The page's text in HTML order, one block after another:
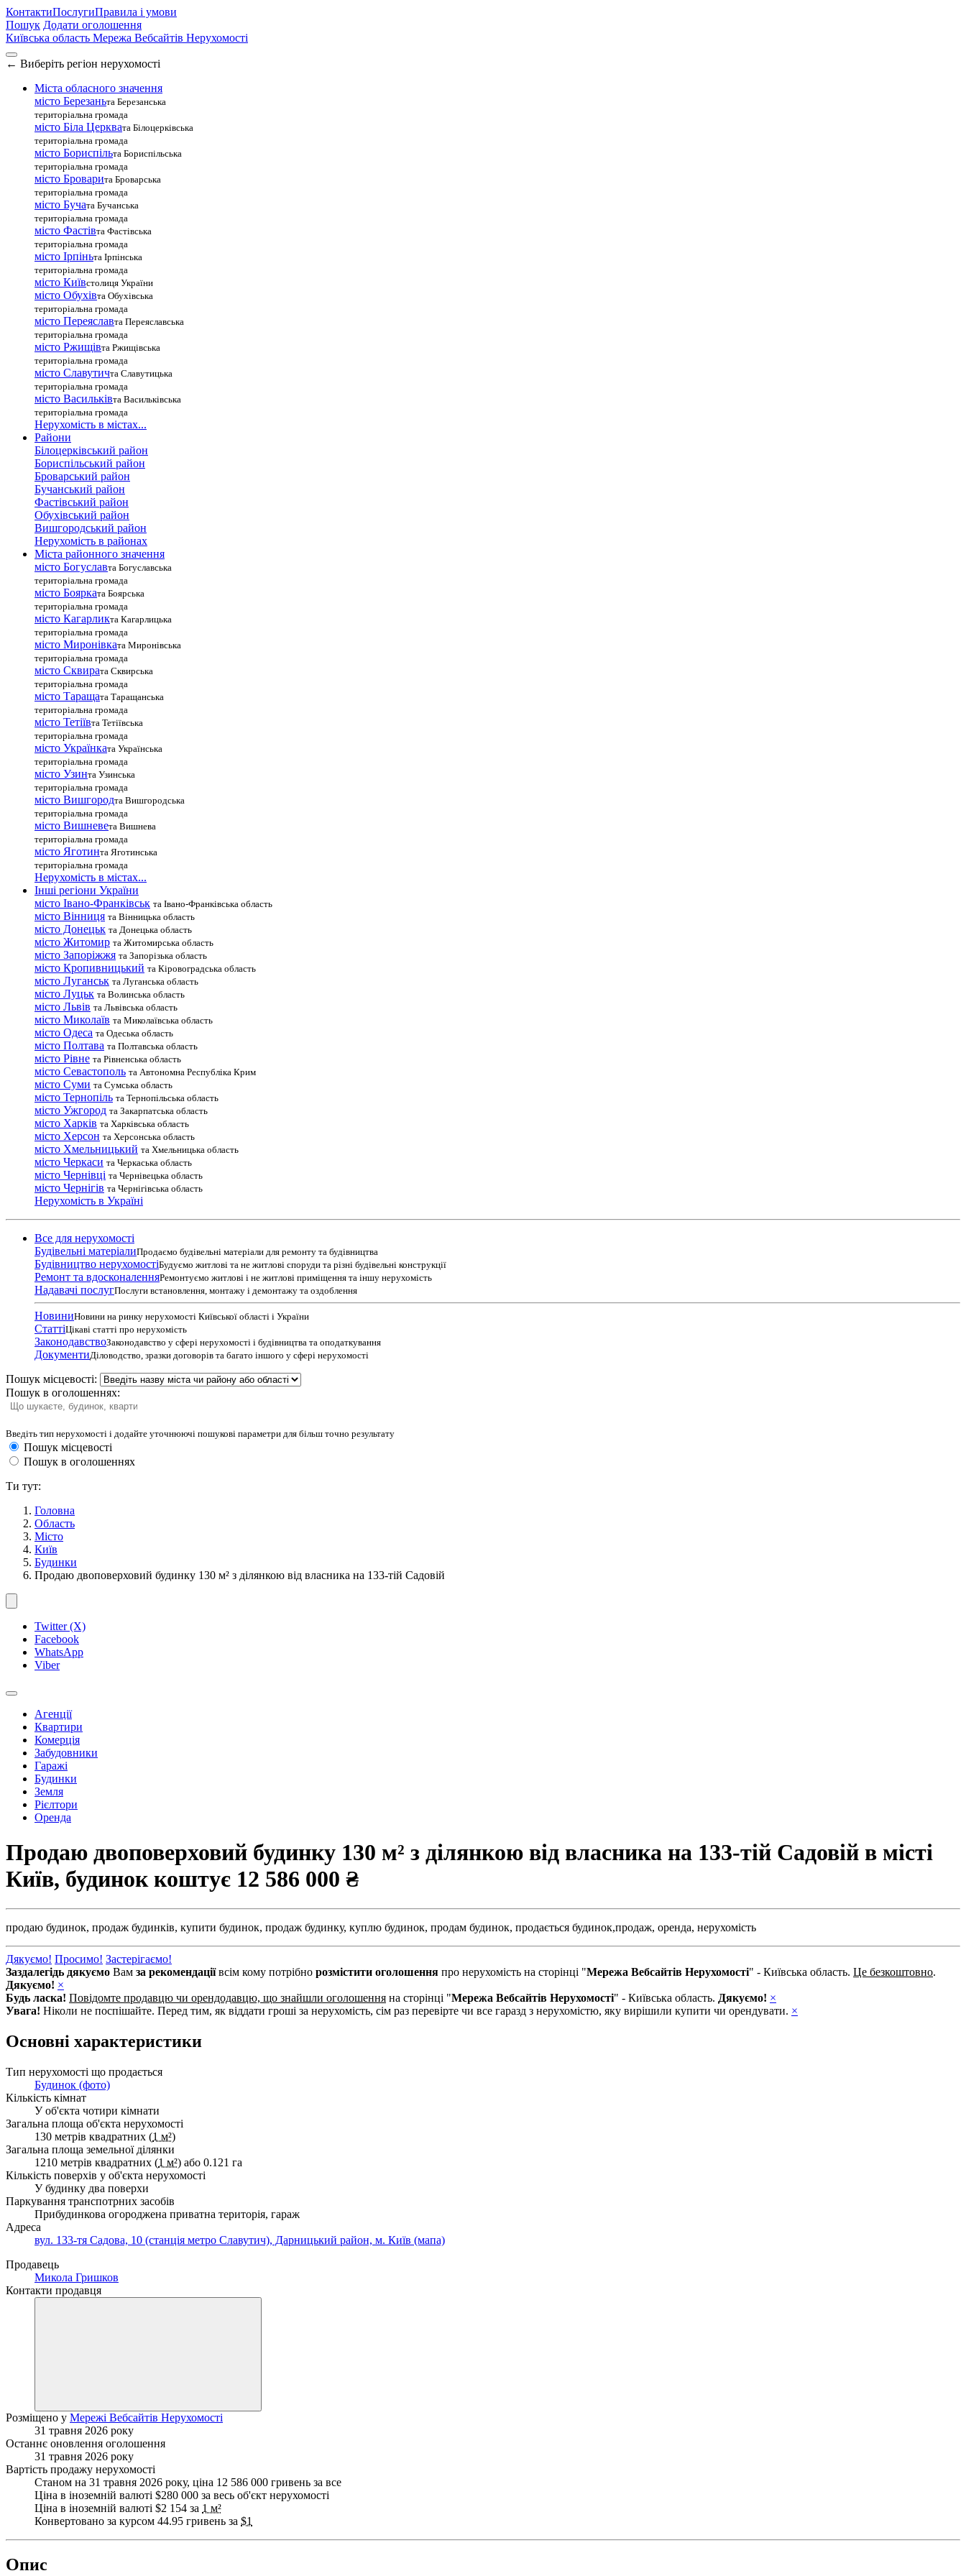
КонтактиПослугиПравила і умови
Пошук Додати оголошення
Київська область Мережа Вебсайтів Нерухомості
← Виберіть регіон нерухомості
Міста обласного значення
місто Березаньта Березанська
територіальна громада
місто Біла Церквата Білоцерківська
територіальна громада
місто Бориспільта Бориспільська
територіальна громада
місто Броварита Броварська
територіальна громада
місто Бучата Бучанська
територіальна громада
місто Фастівта Фастівська
територіальна громада
місто Ірпіньта Ірпінська
територіальна громада
місто Київстолиця України
місто Обухівта Обухівська
територіальна громада
місто Переяславта Переяславська
територіальна громада
місто Ржищівта Ржищівська
територіальна громада
місто Славутичта Славутицька
територіальна громада
місто Василькiвта Васильківська
територіальна громада
Нерухомість в містах...
Райони
Білоцерківський район
Бориспільський район
Броварський район
Бучанський район
Фастівський район
Обухівський район
Вишгородський район
Нерухомість в районах
Міста районного значення
місто Богуславта Богуславська
територіальна громада
місто Боярката Боярська
територіальна громада
місто Кагарликта Кагарлицька
територіальна громада
місто Миронівката Миронівська
територіальна громада
місто Сквирата Сквирська
територіальна громада
місто Таращата Таращанська
територіальна громада
місто Тетіївта Тетіївська
територіальна громада
місто Українката Українська
територіальна громада
місто Узинта Узинська
територіальна громада
місто Вишгородта Вишгородська
територіальна громада
місто Вишневета Вишнева
територіальна громада
місто Яготинта Яготинська
територіальна громада
Нерухомість в містах...
Інші регіони України
місто Івано-Франківськ та Івано-Франківська область
місто Вінниця та Вінницька область
місто Донецьк та Донецька область
місто Житомир та Житомирська область
місто Запоріжжя та Запорізька область
місто Кропивницький та Кіровоградська область
місто Луганськ та Луганська область
місто Луцьк та Волинська область
місто Львів та Львівська область
місто Миколаїв та Миколаївська область
місто Одеса та Одеська область
місто Полтава та Полтавська область
місто Рівне та Рівненська область
місто Севастополь та Автономна Республіка Крим
місто Суми та Сумська область
місто Тернопіль та Тернопільська область
місто Ужгород та Закарпатська область
місто Харків та Харківська область
місто Херсон та Херсонська область
місто Хмельницький та Хмельницька область
місто Черкаси та Черкаська область
місто Чернівці та Чернівецька область
місто Чернігів та Чернігівська область
Нерухомість в Україні
Все для нерухомості
Будівельні матеріалиПродаємо будівельні матеріали для ремонту та будівництва
Будівництво нерухомостіБудуємо житлові та не житлові споруди та різні будівельні конструкції
Ремонт та вдосконаленняРемонтуємо житлові і не житлові приміщення та іншу нерухомість
Надавачі послугПослуги встановлення, монтажу і демонтажу та оздоблення
НовиниНовини на ринку нерухомості Київської області і України
СтаттіЦікаві статті про нерухомість
ЗаконодавствоЗаконодавство у сфері нерухомості і будівництва та оподаткування
ДокументиДіловодство, зразки договорів та багато іншого у сфері нерухомості
Пошук місцевості:
Пошук в оголошеннях:
Введіть тип нерухомості і додайте уточнюючі пошукові параметри для більш точно результату
Пошук місцевості
Пошук в оголошеннях
Ти тут:
Головна
Область
Місто
Київ
Будинки
Продаю двоповерховий будинку 130 м² з ділянкою від власника на 133-тій Садовій
Twitter (X)
Facebook
WhatsApp
Viber
Агенції
Квартири
Комерція
Забудовники
Гаражі
Будинки
Земля
Рієлтори
Оренда
Продаю двоповерховий будинку 130 м² з ділянкою від власника на 133-тій Садовій в місті
Київ, будинок коштує 12 586 000 ₴
продаю будинок, продаж будинків, купити будинок, продаж будинку, куплю будинок, продам будинок, продається будинок,продаж, оренда, нерухомість
Дякуємо! Просимо! Застерігаємо!
Заздалегідь дякуємо Вам за рекомендаціївсім кому потрібно розмістити оголошення про нерухомість на сторінці "Мережа Вебсайтів Нерухомості" - Київська область. Це безкоштовно.
Дякуємо! ×
Будь ласка! Повідомте продавцю чи орендодавцю, що знайшли оголошення на сторінці "Мережа Вебсайтів Нерухомості" - Київська область. Дякуємо! ×
Увага! Ніколи не поспішайте. Перед тим, як віддати гроші за нерухомість, сім раз перевірте чи все гаразд з нерухомістю, яку вирішили купити чи орендувати. ×
Основні характеристики
Тип нерухомості що продається
Будинок (фото)
Кількість кімнат
У об'єкта чотири кімнати
Загальна площа об'єкта нерухомості
130 метрів квадратних (1 м²)
Загальна площа земельної ділянки
1210 метрів квадратних (1 м²) або 0.121 га
Кількість поверхів у об'єкта нерухомості
У будинку два поверхи
Паркування транспотрних засобів
Прибудинкова огороджена приватна територія, гараж
Адреса
вул. 133-тя Садова, 10 (станція метро Славутич), Дарницький район, м. Київ (мапа)
Продавець
Микола Гришков
Контакти продавця
Розміщено у Мережі Вебсайтів Нерухомості
31 травня 2026 року
Останнє оновлення оголошення
31 травня 2026 року
Вартість продажу нерухомості
Станом на 31 травня 2026 року, ціна 12 586 000 гривень за все
Ціна в іноземній валюті $280 000 за весь об'єкт нерухомості
Ціна в іноземній валюті $2 154 за 1 м²
Конвертовано за курсом 44.95 гривень за $1
Опис